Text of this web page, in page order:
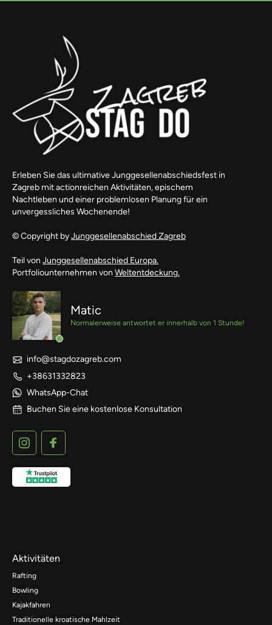
Erleben Sie das ultimative Junggesellenabschiedsfest in
Zagreb mit actionreichen Aktivitäten, epischem
Nachtleben und einer problemlosen Planung für ein
unvergessliches Wochenende!
© Copyright byJunggesellenabschied Zagreb
Teil von Junggesellenabschied Europa.
Portfoliounternehmen von Weltentdeckung.
Matic
Normalerweise antwortet er innerhalb von 1 Stunde!
info@stagdozagreb.com
+38631332823
WhatsApp-Chat
Buchen Sie eine kostenlose Konsultation
Aktivitäten
Rafting
Bowling
Kajakfahren
Traditionelle kroatische Mahlzeit